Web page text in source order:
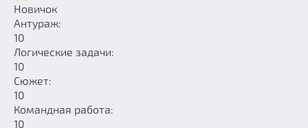
Новичок
Антураж:
10
Логические задачи:
10
Сюжет:
10
Командная работа:
10